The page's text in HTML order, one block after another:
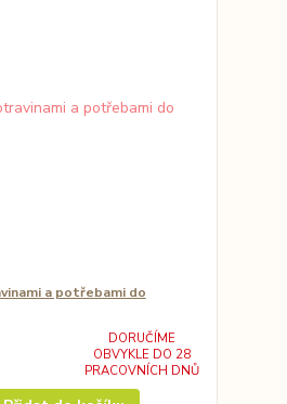
a potřebami do
DORUČÍME
OBVYKLE DO 28
PRACOVNÍCH DNŮ